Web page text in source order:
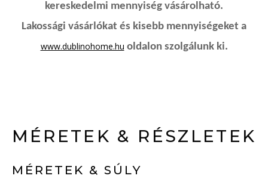
kereskedelmi mennyiség vásárolható.
Lakossági vásárlókat és kisebb mennyiségeket a
www.dublinohome.hu oldalon szolgálunk ki.
MÉRETEK & RÉSZLETEK
MÉRETEK & SÚLY